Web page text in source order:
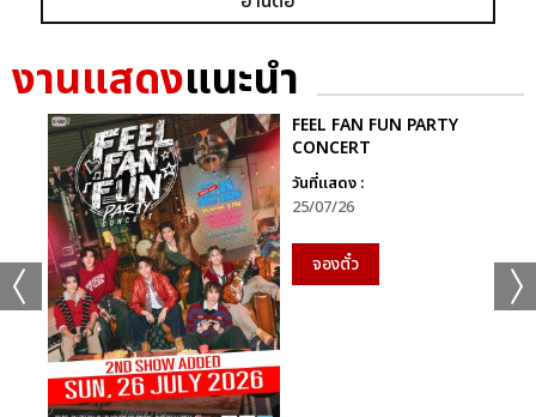
งานแสดงแนะนำ
FEEL FAN FUN PARTY
CONCERT
วันที่แสดง :
25/07/26
จองตั๋ว